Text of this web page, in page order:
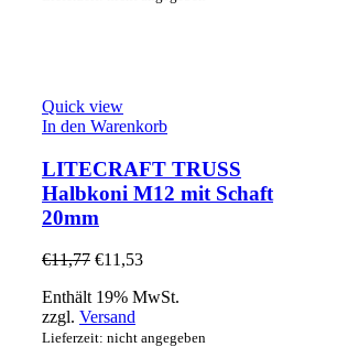
Quick view
In den Warenkorb
LITECRAFT TRUSS
Halbkoni M12 mit Schaft
20mm
€11,77 €11,53
Enthält 19% MwSt.
zzgl. Versand
Lieferzeit: nicht angegeben